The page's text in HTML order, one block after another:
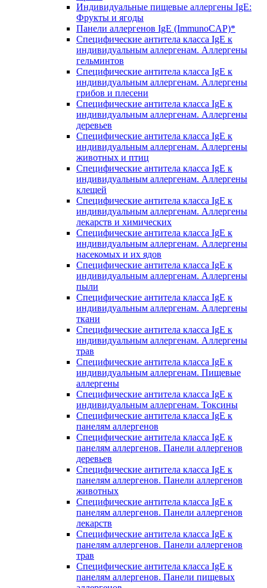
Индивидуальные пищевые аллергены IgE:
Фрукты и ягоды
Панели аллергенов IgE (ImmunoCAP)*
Специфические антитела класса IgE к
индивидуальным аллергенам. Аллергены
гельминтов
Специфические антитела класса IgE к
индивидуальным аллергенам. Аллергены
грибов и плесени
Специфические антитела класса IgE к
индивидуальным аллергенам. Аллергены
деревьев
Специфические антитела класса IgE к
индивидуальным аллергенам. Аллергены
животных и птиц
Специфические антитела класса IgE к
индивидуальным аллергенам. Аллергены
клещей
Специфические антитела класса IgE к
индивидуальным аллергенам. Аллергены
лекарств и химических
Специфические антитела класса IgE к
индивидуальным аллергенам. Аллергены
насекомых и их ядов
Специфические антитела класса IgE к
индивидуальным аллергенам. Аллергены
пыли
Специфические антитела класса IgE к
индивидуальным аллергенам. Аллергены
ткани
Специфические антитела класса IgE к
индивидуальным аллергенам. Аллергены
трав
Специфические антитела класса IgE к
индивидуальным аллергенам. Пищевые
аллергены
Специфические антитела класса IgE к
индивидуальным аллергенам. Токсины
Специфические антитела класса IgE к
панелям аллергенов
Специфические антитела класса IgE к
панелям аллергенов. Панели аллергенов
деревьев
Специфические антитела класса IgE к
панелям аллергенов. Панели аллергенов
животных
Специфические антитела класса IgE к
панелям аллергенов. Панели аллергенов
лекарств
Специфические антитела класса IgE к
панелям аллергенов. Панели аллергенов
трав
Специфические антитела класса IgE к
панелям аллергенов. Панели пищевых